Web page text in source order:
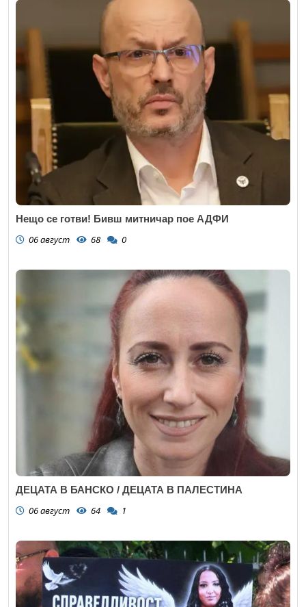
Нещо се готви! Бивш митничар пое АДФИ
06 август 68 0
ДЕЦАТА В БАНСКО / ДЕЦАТА В ПАЛЕСТИНА
06 август 64 1